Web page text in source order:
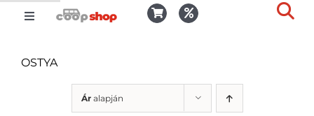
Kihagyás
Toggle
Bejelentkezés
OSTYA
Áralapján